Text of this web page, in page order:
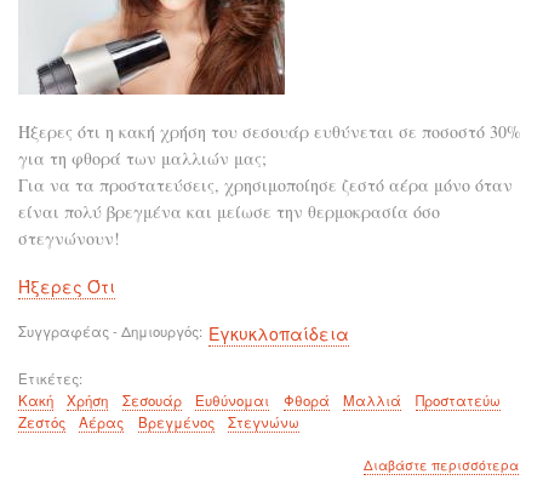
Ήξερες ότι η κακή χρήση του σεσουάρ ευθύνεται σε ποσοστό 30%
για τη φθορά των μαλλιών μας;
Για να τα προστατεύσεις, χρησιμοποίησε ζεστό αέρα μόνο όταν
είναι πολύ βρεγμένα και μείωσε την θερμοκρασία όσο
στεγνώνουν!
Ήξερες Ότι
Συγγραφέας - Δημιουργός Εγκυκλοπαίδεια
Ετικέτες
Κακή
Χρήση Σεσουάρ Ευθύνομαι Φθορά Μαλλιά
Προστατεύω
Ζεστός
Αέρας Βρεγμένος Στεγνώνω
Διαβάστε περισσότεραγια